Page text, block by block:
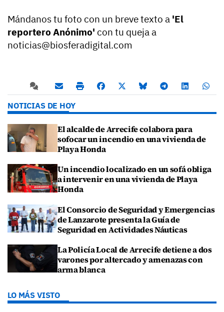
Mándanos tu foto con un breve texto a 'El
reportero Anónimo' con tu queja a
noticias@biosferadigital.com
NOTICIAS DE HOY
El alcalde de Arrecife colabora para
sofocar un incendio en una vivienda de
Playa Honda
Un incendio localizado en un sofá obliga
a intervenir en una vivienda de Playa
Honda
El Consorcio de Seguridad y Emergencias
de Lanzarote presenta la Guía de
Seguridad en Actividades Náuticas
La Policía Local de Arrecife detiene a dos
varones por altercado y amenazas con
arma blanca
LO MÁS VISTO